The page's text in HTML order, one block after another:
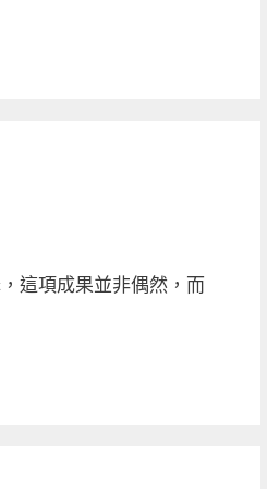
這項成果並非偶然，而